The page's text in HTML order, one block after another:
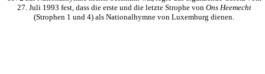
27. Juli 1993 fest, dass die erste und die letzte Strophe von Ons Heemecht
(Strophen 1 und 4) als Nationalhymne von Luxemburg dienen.